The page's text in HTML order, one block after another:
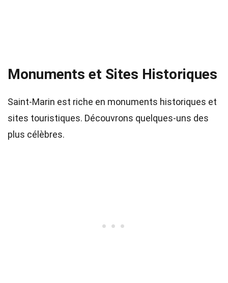
Monuments et Sites Historiques
Saint-Marin est riche en monuments historiques et
sites touristiques. Découvrons quelques-uns des
plus célèbres.